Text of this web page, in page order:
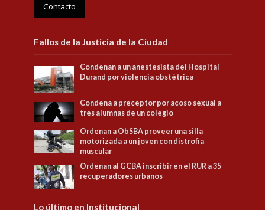
Contacto
Fallos de la Justicia de la Ciudad
Condenan a un anestesista del Hospital
Durand por violencia obstétrica
Condena a preceptor por acoso sexual a
tres alumnas de un colegio
Ordenan a ObSBA proveer una silla
motorizada a un joven con distrofia
muscular
Ordenan al GCBA inscribir en el RUR a 35
recuperadores urbanos
Lo último en Institucional